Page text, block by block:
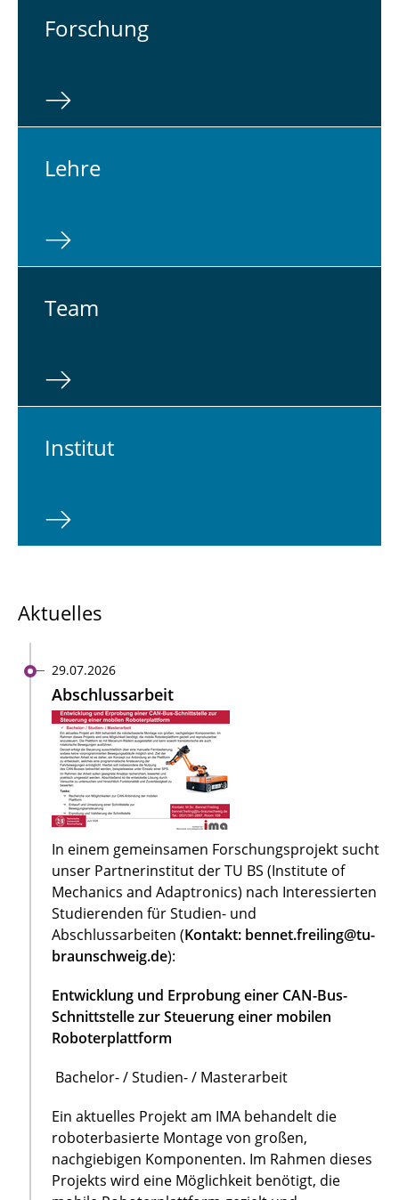
For­schung
Lehre
Team
In­sti­tut
Aktuelles
29.07.2026
Abschlussarbeit
In einem gemeinsamen Forschungsprojekt sucht
unser Partnerinstitut der TU BS (Institute of
Mechanics and Adaptronics) nach Interessierten
Studierenden für Studien- und
Abschlussarbeiten (Kontakt: bennet.freiling@tu-
braunschweig.de):
Entwicklung und Erprobung einer CAN-Bus-
Schnittstelle zur Steuerung einer mobilen
Roboterplattform
Bachelor- / Studien- / Masterarbeit
Ein aktuelles Projekt am IMA behandelt die
roboterbasierte Montage von großen,
nachgiebigen Komponenten. Im Rahmen dieses
Projekts wird eine Möglichkeit benötigt, die